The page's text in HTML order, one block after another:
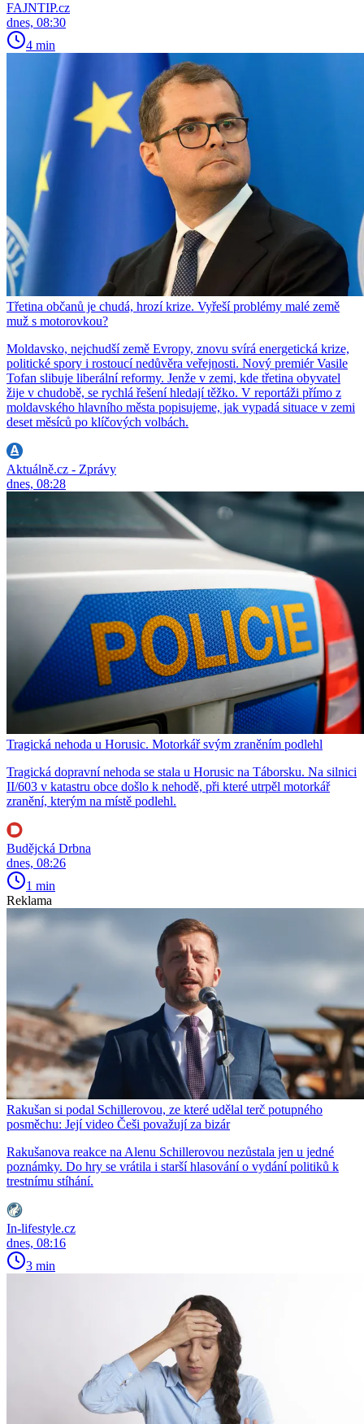
FAJNTIP.cz
dnes, 08:30
4 min
Třetina občanů je chudá, hrozí krize. Vyřeší problémy malé země
muž s motorovkou?
Moldavsko, nejchudší země Evropy, znovu svírá energetická krize,
politické spory i rostoucí nedůvěra veřejnosti. Nový premiér Vasile
Tofan slibuje liberální reformy. Jenže v zemi, kde třetina obyvatel
žije v chudobě, se rychlá řešení hledají těžko. V reportáži přímo z
moldavského hlavního města popisujeme, jak vypadá situace v zemi
deset měsíců po klíčových volbách.
Aktuálně.cz - Zprávy
dnes, 08:28
Tragická nehoda u Horusic. Motorkář svým zraněním podlehl
Tragická dopravní nehoda se stala u Horusic na Táborsku. Na silnici
II/603 v katastru obce došlo k nehodě, při které utrpěl motorkář
zranění, kterým na místě podlehl.
Budějcká Drbna
dnes, 08:26
1 min
Reklama
Rakušan si podal Schillerovou, ze které udělal terč potupného
posměchu: Její video Češi považují za bizár
Rakušanova reakce na Alenu Schillerovou nezůstala jen u jedné
poznámky. Do hry se vrátila i starší hlasování o vydání politiků k
trestnímu stíhání.
In-lifestyle.cz
dnes, 08:16
3 min